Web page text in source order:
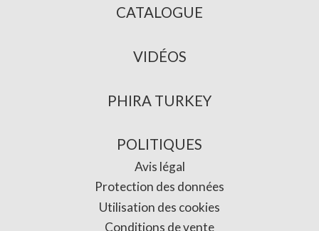
CATALOGUE
VIDÉOS
PHIRA TURKEY
POLITIQUES
Avis légal
Protection des données
Utilisation des cookies
Conditions de vente